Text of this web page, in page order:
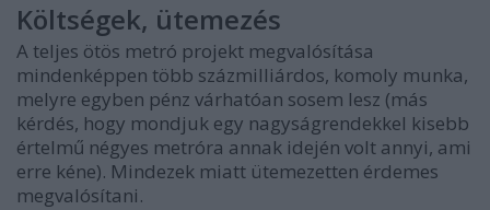
Költségek, ütemezés
A teljes ötös metró projekt megvalósítása
mindenképpen több százmilliárdos, komoly munka,
melyre egyben pénz várhatóan sosem lesz (más
kérdés, hogy mondjuk egy nagyságrendekkel kisebb
értelmű négyes metróra annak idején volt annyi, ami
erre kéne). Mindezek miatt ütemezetten érdemes
megvalósítani.